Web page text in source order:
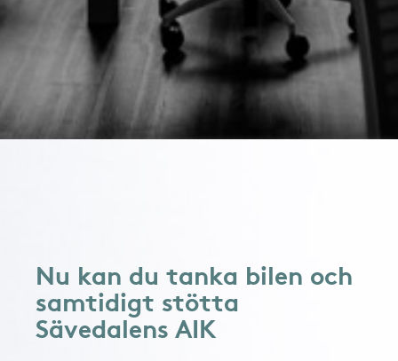
Nu kan du tanka bilen och
samtidigt stötta
Sävedalens AIK